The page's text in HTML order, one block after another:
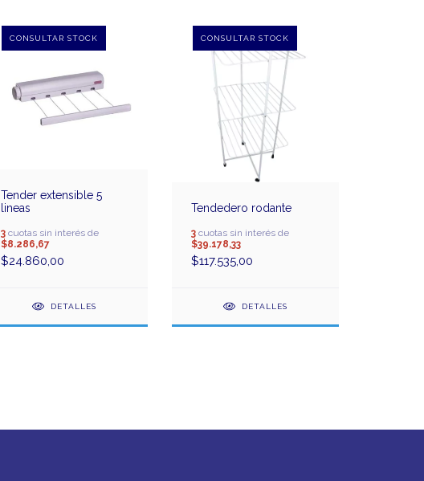
Tender extensible 5
lineas
3cuotas sin interés de
$8.286,67
$24.860,00
DETALLES
Tendedero rodante
3 cuotas sin interés de
$39.178,33
$117.535,00
DETALLES